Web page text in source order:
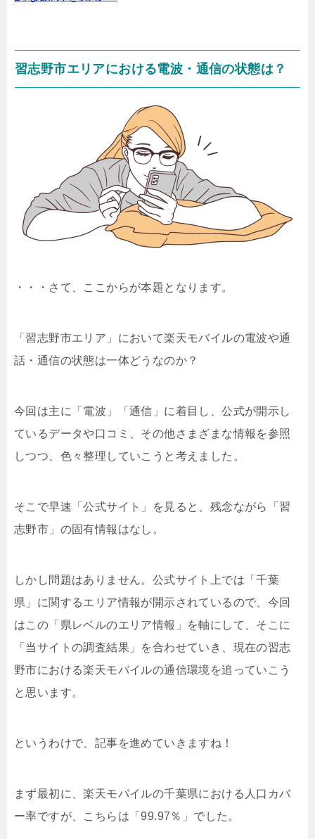
習志野市エリアにおける電波・通信の状態は？
・・・さて、ここからが本題となります。
「習志野市エリア」において楽天モバイルの電波や通
話・通信の状態は一体どうなのか？
今回は主に「電波」「通信」に着目し、公式が開示し
ているデータや口コミ、その他さまざまな情報を参照
しつつ、色々整理していこうと考えました。
そこで早速「公式サイト」を見ると、残念ながら「習
志野市」の固有情報はなし。
しかし問題はありません。公式サイト上では「千葉
県」に関するエリア情報が開示されているので、今回
はこの「県レベルのエリア情報」を軸にして、そこに
「当サイトの調査結果」を合わせていき、現在の習志
野市における楽天モバイルの通信環境を追っていこう
と思います。
というわけで、記事を進めていきますね！
まず最初に、楽天モバイルの千葉県における人口カバ
ー率ですが、こちらは「99.97％」でした。